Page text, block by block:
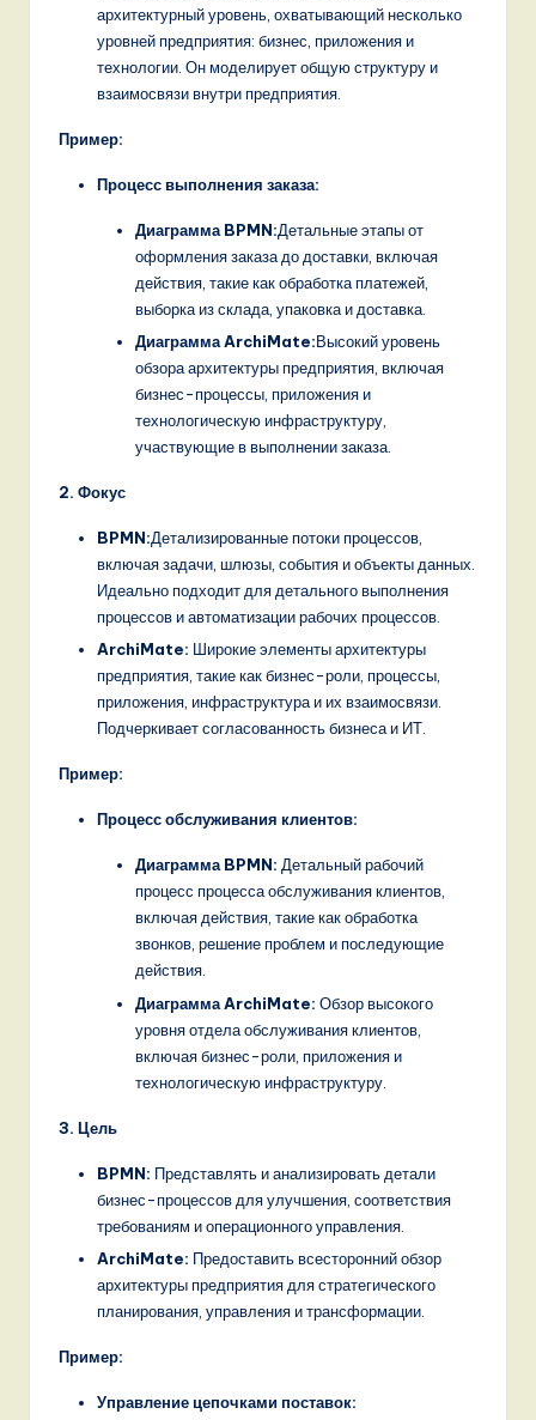
архитектурный уровень, охватывающий несколько
уровней предприятия: бизнес, приложения и
технологии. Он моделирует общую структуру и
взаимосвязи внутри предприятия.
Пример:
Процесс выполнения заказа:
Диаграмма BPMN:Детальные этапы от
оформления заказа до доставки, включая
действия, такие как обработка платежей,
выборка из склада, упаковка и доставка.
Диаграмма ArchiMate:Высокий уровень
обзора архитектуры предприятия, включая
бизнес-процессы, приложения и
технологическую инфраструктуру,
участвующие в выполнении заказа.
2. Фокус
BPMN:Детализированные потоки процессов,
включая задачи, шлюзы, события и объекты данных.
Идеально подходит для детального выполнения
процессов и автоматизации рабочих процессов.
ArchiMate: Широкие элементы архитектуры
предприятия, такие как бизнес-роли, процессы,
приложения, инфраструктура и их взаимосвязи.
Подчеркивает согласованность бизнеса и ИТ.
Пример:
Процесс обслуживания клиентов:
Диаграмма BPMN: Детальный рабочий
процесс процесса обслуживания клиентов,
включая действия, такие как обработка
звонков, решение проблем и последующие
действия.
Диаграмма ArchiMate: Обзор высокого
уровня отдела обслуживания клиентов,
включая бизнес-роли, приложения и
технологическую инфраструктуру.
3. Цель
BPMN: Представлять и анализировать детали
бизнес-процессов для улучшения, соответствия
требованиям и операционного управления.
ArchiMate: Предоставить всесторонний обзор
архитектуры предприятия для стратегического
планирования, управления и трансформации.
Пример:
Управление цепочками поставок: